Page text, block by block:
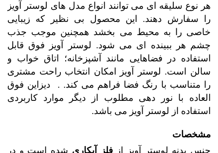
هر نوع سلیقه ای می توانند انواع مدل های لوستر آویز
را سفارش دهند. این محصول بی نظیر که زیبایی
خاصی را به محیط می بخشد همچنین موجب جذب
چشم هر ببینده ای می شود. لوستر آویز فوق قابل
استفاده در فضاهایی مانند آشپزخانه؛ اتاق خواب و
سالن است. لوستر آویز امکان انتخاب راحت مشتری
را متناسب با رنگ فضا فراهم می کند. . دیزاین فوق
العاده با نور دهی مطلوب از دیگر موارد کاربردی
استفاده از لوستر آویز می باشد.
مشخصات
جنس بدنه لوستر آویز ازفلز آبکاری شده است و در